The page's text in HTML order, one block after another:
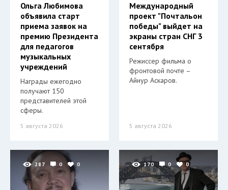
Ольга Любимова
объявила старт
приема заявок на
премию Президента
для педагогов
музыкальных
учреждений
Награды ежегодно
получают 150
представителей этой
сферы.
5 августа 2026
Международный
проект "Почтальон
победы" выйдет на
экраны стран СНГ 3
сентября
Режиссер фильма о
фронтовой почте –
Айнур Аскаров.
5 августа 2026
287 0 0 170 0 0